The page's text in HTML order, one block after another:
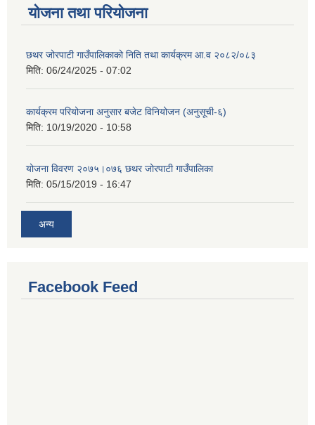
योजना तथा परियोजना
छथर जोरपाटी गाउँपालिकाको निति तथा कार्यक्रम आ.व २०८२/०८३
मिति: 06/24/2025 - 07:02
कार्यक्रम परियोजना अनुसार बजेट विनियोजन (अनुसूची-६)
मिति: 10/19/2020 - 10:58
योजना विवरण २०७५।०७६ छथर जोरपाटी गाउँपालिका
मिति: 05/15/2019 - 16:47
अन्य
Facebook Feed